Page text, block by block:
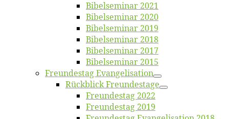
Bi­bel­se­mi­nar 2021
Bi­bel­se­mi­nar 2020
Bi­bel­se­mi­nar 2019
Bi­bel­se­mi­nar 2018
Bibelsemi­nar 2017
Bibelsemi­nar 2015
Freun­des­tag Evangelisation
Rück­blick Freundestage
Freun­des­tag 2022
Freun­des­tag 2019